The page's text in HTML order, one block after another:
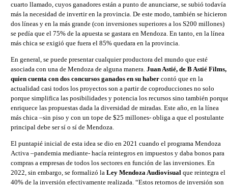
cuarto llamado, cuyos ganadores están a punto de anunciarse, se subió todavía
más la necesidad de invertir en la provincia. De este modo, también se hicieron
dos líneas y en la más grande (con inversiones superiores a los S200 millones)
se pedía que el 75% de la apuesta se gastara en Mendoza. En tanto, en la línea
más chica se exigió que fuera el 85% quedara en la provincia.
En general, se puede presentar cualquier productora del mundo que esté
asociada con una de Mendoza de alguna manera. Juan Astié, de B Astié Films,
quien cuenta con dos concursos ganados en su haber contó que en la
actualidad casi todos los proyectos son a partir de coproducciones no solo
porque simplifica las posibilidades y potencia los recursos sino también
enriquece las propuestas dada la diversidad de miradas. Este año, en la línea
más chica –sin piso y con un tope de $25 millones- obliga a que el postulante
principal debe ser sí o sí de Mendoza.
El puntapié inicial de esta idea se dio en 2021 cuando el programa Mendoza
Activa –pandemia mediante- hacía reintegros en impuestos y daba bonos para
compras a empresas de todos los sectores en función de las inversiones. En
2022, sin embargo, se formalizó la Ley Mendoza Audiovisual que reintegra el
40% de la inversión efectivamente realizada. “Estos retornos de inversión son